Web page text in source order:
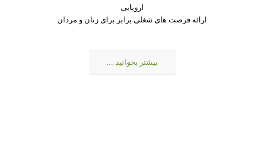
اروپایی
ارائه فرصت های شغلی برابر برای زنان و مردان
بیشتر بخوانید ....